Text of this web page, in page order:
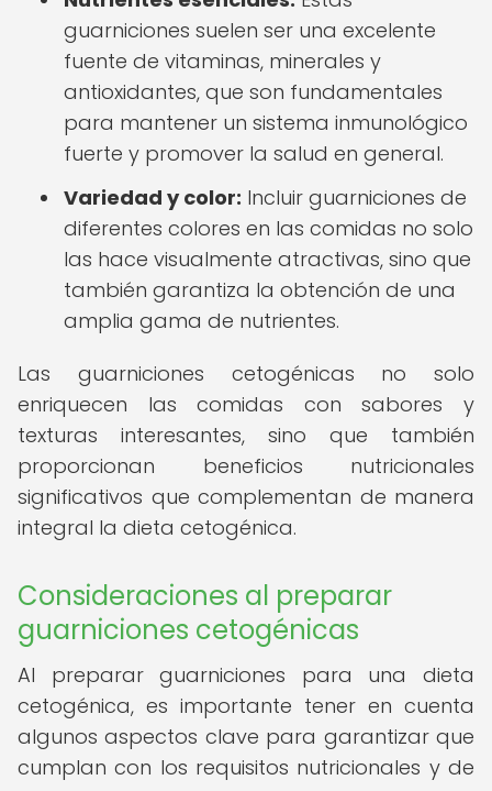
guarniciones suelen ser una excelente
fuente de vitaminas, minerales y
antioxidantes, que son fundamentales
para mantener un sistema inmunológico
fuerte y promover la salud en general.
Variedad y color: Incluir guarniciones de
diferentes colores en las comidas no solo
las hace visualmente atractivas, sino que
también garantiza la obtención de una
amplia gama de nutrientes.
Las guarniciones cetogénicas no solo
enriquecen las comidas con sabores y
texturas interesantes, sino que también
proporcionan beneficios nutricionales
significativos que complementan de manera
integral la dieta cetogénica.
Consideraciones al preparar
guarniciones cetogénicas
Al preparar guarniciones para una dieta
cetogénica, es importante tener en cuenta
algunos aspectos clave para garantizar que
cumplan con los requisitos nutricionales y de